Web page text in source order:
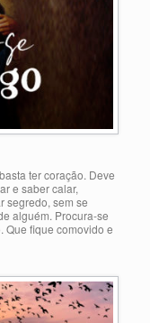
ter coração. Deve
e saber calar,
segredo, sem se
alguém. Procura-se
Que fique comovido e